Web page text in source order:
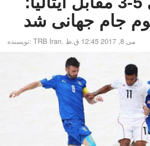
جام جهانی شد
نویسنده:TRB Iran, می 8, 2017 12:45 ق.ظ